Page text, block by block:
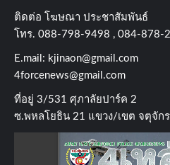
ติดต่อ​ โฆษณา​ ประชาสัมพันธ์
โทร​. 088-798-9498 , 084-878-
E.mail: kjinaon@gmail.com
4forcenews@gmail.com
ที่อยู่​ 3/531​ ศุภาลัยปาร์ค​ 2
ซ.พหลโยธิน​ 21​ แขวง/เขต​ จตุจัก